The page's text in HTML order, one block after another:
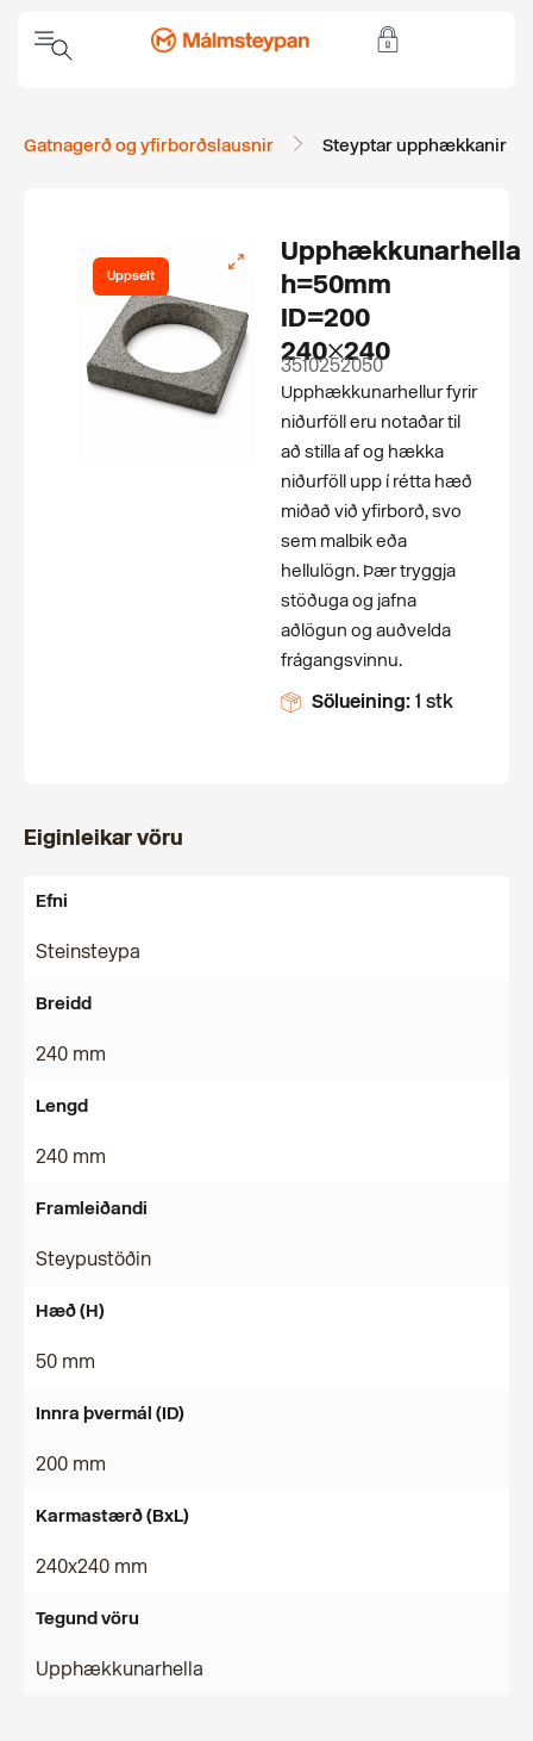
Gatnagerð og yfirborðslausnir Steyptar upphækkanir
Uppselt
Upphækkunarhella
h=50mm
ID=200
240×240
3510252050
Upphækkunarhellur fyrir
niðurföll eru notaðar til
að stilla af og hækka
niðurföll upp í rétta hæð
miðað við yfirborð, svo
sem malbik eða
hellulögn. Þær tryggja
stöðuga og jafna
aðlögun og auðvelda
frágangsvinnu.
Sölueining:1 stk
Eiginleikar vöru
Efni
Steinsteypa
Breidd
240 mm
Lengd
240 mm
Framleiðandi
Steypustöðin
Hæð (H)
50 mm
Innra þvermál (ID)
200 mm
Karmastærð (BxL)
240x240 mm
Tegund vöru
Upphækkunarhella